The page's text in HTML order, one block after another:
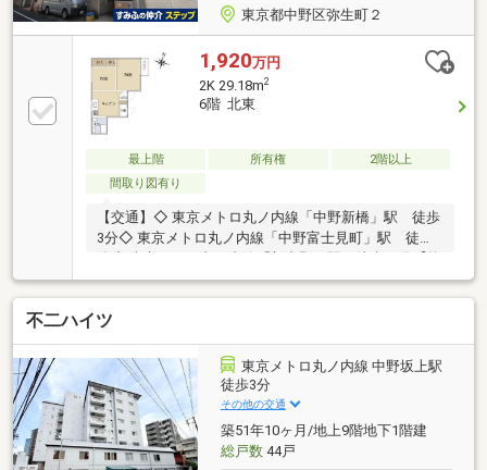
東京都中野区弥生町２
1,920万円
2K 29.18m2
6階 北東
最上階 所有権
2階以上
間取り図有り
【交通】◇ 東京メトロ丸ノ内線「中野新橋」駅 徒歩
3分◇ 東京メトロ丸ノ内線「中野富士見町」駅 徒歩8
件概要】◇専有面積：29.18㎡（内法）◇6階部分2K◇
構造：鉄筋コンクリート造 6階建◇築年月：昭和45年
（1970年）10月◇総戸数：24戸
不二ハイツ
東京メトロ丸ノ内線 中野坂上駅
徒歩3分
その他の交通
築51年10ヶ月/地上9階地下1階建
総戸数44戸